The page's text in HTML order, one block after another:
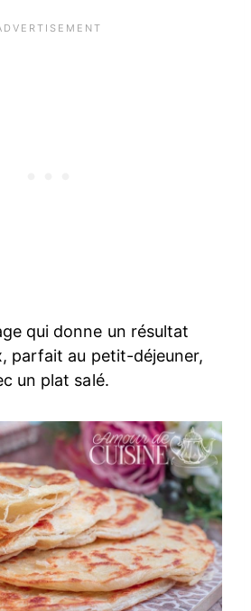
qui donne un résultat
parfait au petit-déjeuner,
un plat salé.